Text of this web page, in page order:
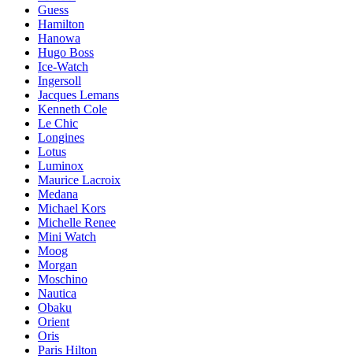
Guess
Hamilton
Hanowa
Hugo Boss
Ice-Watch
Ingersoll
Jacques Lemans
Kenneth Cole
Le Chic
Longines
Lotus
Luminox
Maurice Lacroix
Medana
Michael Kors
Michelle Renee
Mini Watch
Moog
Morgan
Moschino
Nautica
Obaku
Orient
Oris
Paris Hilton